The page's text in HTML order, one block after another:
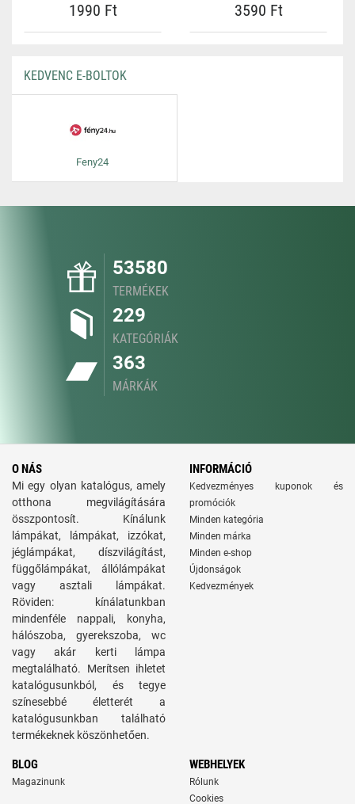
1990 Ft 3590 Ft
KEDVENC E-BOLTOK
Feny24
53580
TERMÉKEK
229
KATEGÓRIÁK
363
MÁRKÁK
O NÁS
Mi egy olyan katalógus, amely
otthona megvilágítására
összpontosít. Kínálunk
lámpákat, lámpákat, izzókat,
jéglámpákat, díszvilágítást,
függőlámpákat, állólámpákat
vagy asztali lámpákat.
Röviden: kínálatunkban
mindenféle nappali, konyha,
hálószoba, gyerekszoba, wc
vagy akár kerti lámpa
megtalálható. Merítsen ihletet
katalógusunkból, és tegye
színesebbé életterét a
katalógusunkban található
termékeknek köszönhetően.
INFORMÁCIÓ
Kedvezményes kuponok és
promóciók
Minden kategória
Minden márka
Minden e-shop
Újdonságok
Kedvezmények
BLOG
Magazinunk
WEBHELYEK
Rólunk
Cookies